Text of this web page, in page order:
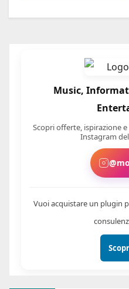
Music,
Scopri offerte, ispirazione
Instagram
Vuoi acquistare un plugin